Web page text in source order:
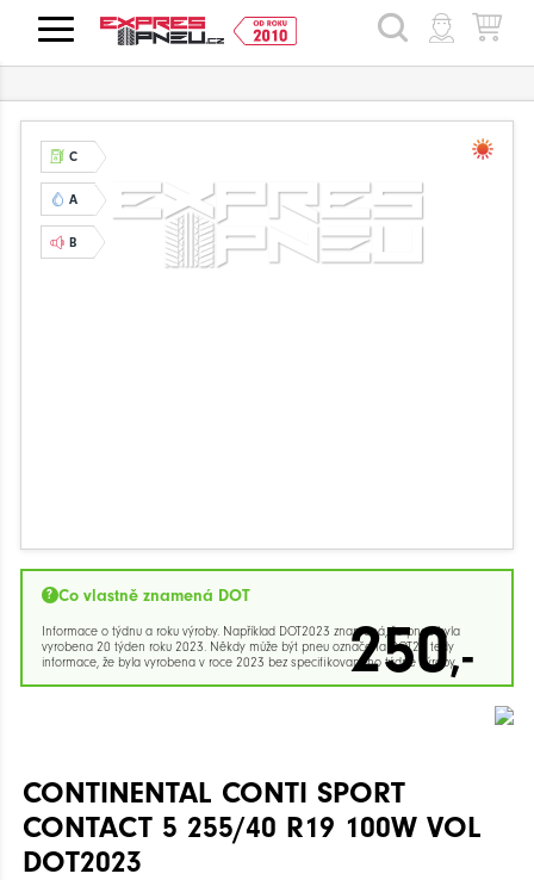
HLEDAT
C
A
B
Co vlastně znamená DOT
Informace o týdnu a roku výroby. Například DOT2023 znamená, že pneu byla
vyrobena 20 týden roku 2023. Někdy může být pneu označena DOT23 tedy
informace, že byla vyrobena v roce 2023 bez specifikovaného týdne výroby.
250,-
CONTINENTAL CONTI SPORT
CONTACT 5 255/40 R19 100W VOL
DOT2023